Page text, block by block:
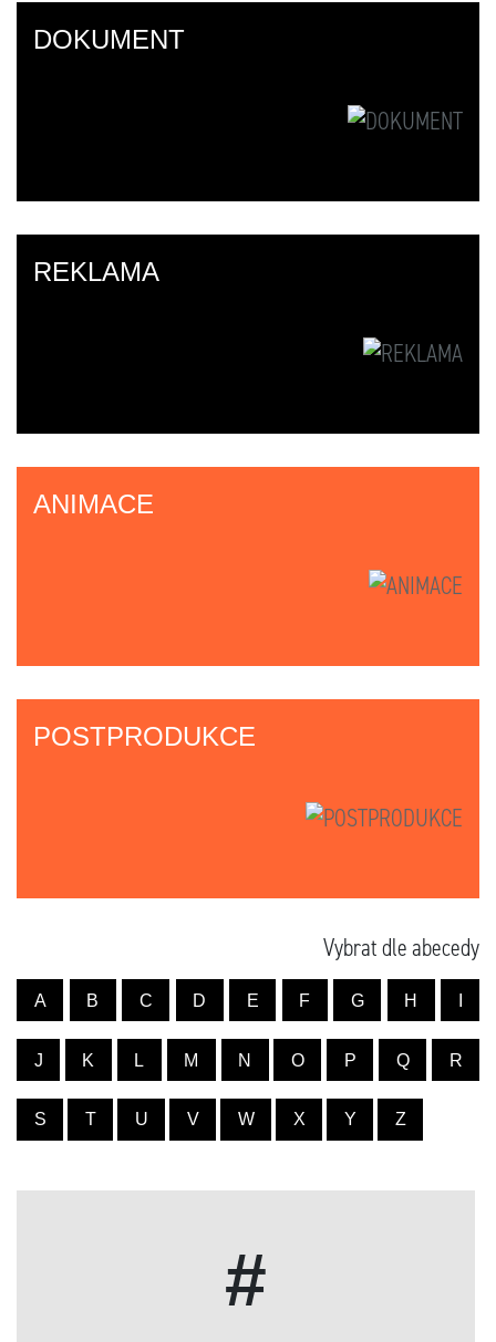
DOKUMENT
REKLAMA
ANIMACE
POSTPRODUKCE
Vybrat dle abecedy
A B C D E F G H
J K L M N O P Q R
S T U V W X Y Z
#